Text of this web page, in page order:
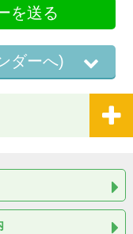
を送る
ダーへ)